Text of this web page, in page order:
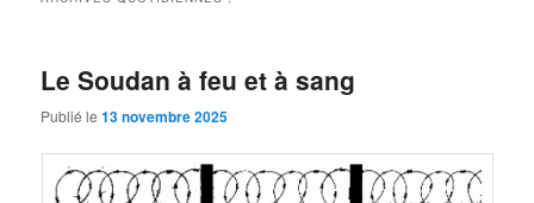
Le Soudan à feu et à sang
Publié le13 novembre 2025